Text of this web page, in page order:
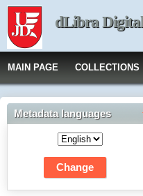
dLibra
MAIN PAGE COLLECTIONS
Metadata languages